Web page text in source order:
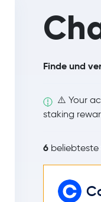
Finde und
⚠️ Your
staking
6